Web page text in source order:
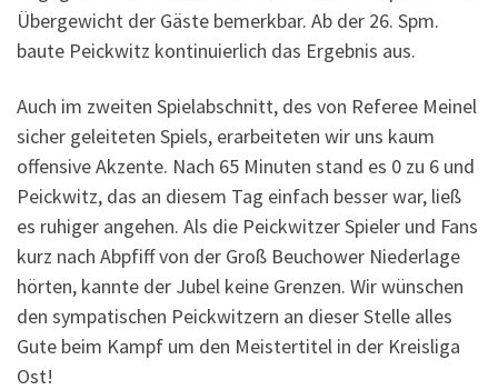
Übergewicht der Gäste bemerkbar. Ab der 26. Spm.
baute Peickwitz kontinuierlich das Ergebnis aus.
Auch im zweiten Spielabschnitt, des von Referee Meinel
sicher geleiteten Spiels, erarbeiteten wir uns kaum
offensive Akzente. Nach 65 Minuten stand es 0 zu 6 und
Peickwitz, das an diesem Tag einfach besser war, ließ
es ruhiger angehen. Als die Peickwitzer Spieler und Fans
kurz nach Abpfiff von der Groß Beuchower Niederlage
hörten, kannte der Jubel keine Grenzen. Wir wünschen
den sympatischen Peickwitzern an dieser Stelle alles
Gute beim Kampf um den Meistertitel in der Kreisliga
Ost!